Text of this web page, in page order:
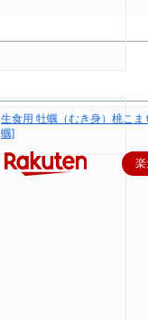
生食用 牡蠣（むき身）桃こま
蠣]